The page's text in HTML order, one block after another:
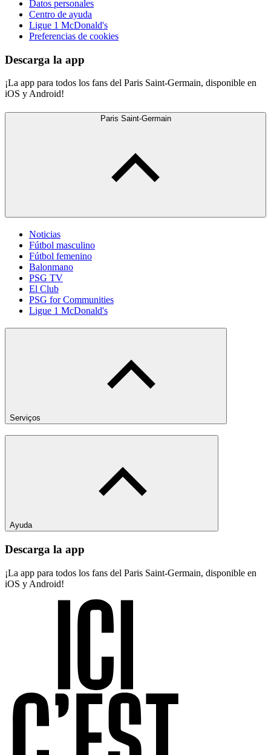
Datos personales
Centro de ayuda
Ligue 1 McDonald's
Preferencias de cookies
Descarga la app
¡La app para todos los fans del Paris Saint-Germain, disponible en
iOS y Android!
Paris Saint-Germain
Noticias
Fútbol masculino
Fútbol femenino
Balonmano
PSG TV
El Club
PSG for Communities
Ligue 1 McDonald's
Serviços
Ayuda
Descarga la app
¡La app para todos los fans del Paris Saint-Germain, disponible en
iOS y Android!